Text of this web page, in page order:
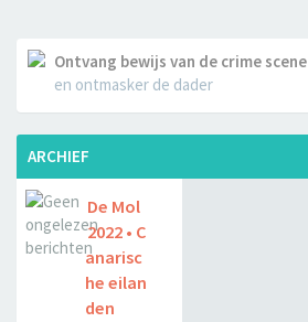
Ontvang bewijs van de crime scene
en ontmasker de dader
ARCHIEF
De Mol
2022 • C
anarisc
he eilan
den